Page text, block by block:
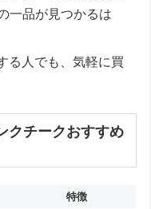
一品が見つかるは
る人でも、気軽に買
クチークおすすめ
特徴